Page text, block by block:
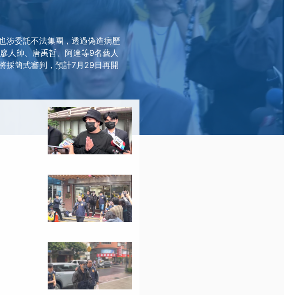
涉委託不法集團，透過偽造病歷
人帥、唐禹哲、阿達等9名藝人
採簡式審判，預計7月29日再開